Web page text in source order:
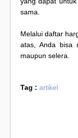
sama.
Melalui daftar
atas, Anda bisa
maupun selera.
Tag : artikel